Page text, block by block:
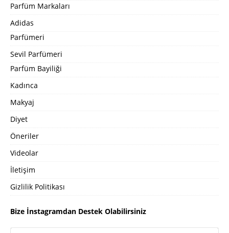
Parfüm Markaları
Adidas
Parfümeri
Sevil Parfümeri
Parfüm Bayiliği
Kadınca
Makyaj
Diyet
Öneriler
Videolar
İletişim
Gizlilik Politikası
Bize İnstagramdan Destek Olabilirsiniz